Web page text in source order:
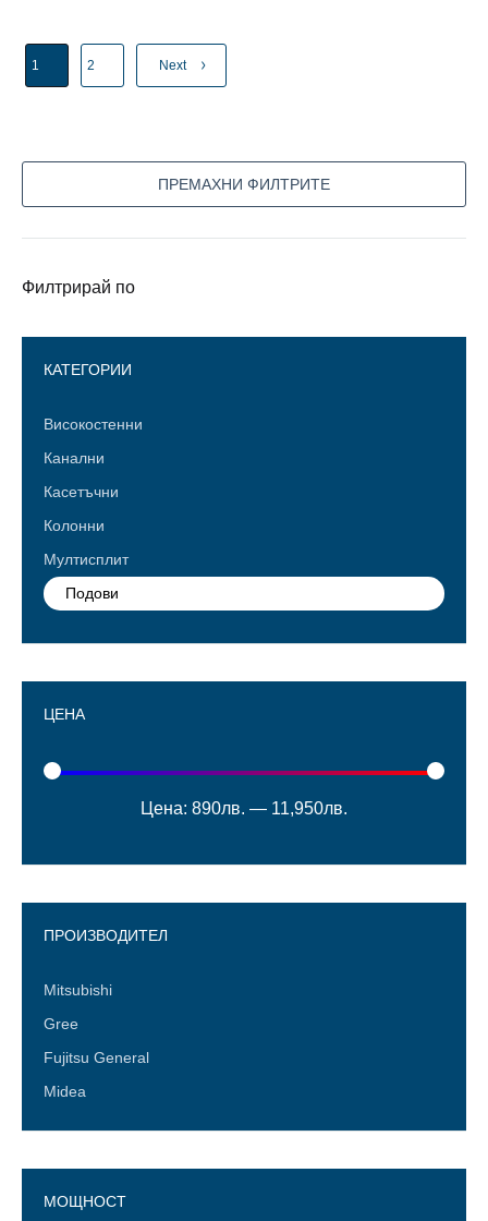
1 2 Next
ПРЕМАХНИ ФИЛТРИТЕ
Филтрирай по
КАТЕГОРИИ
Високостенни
Канални
Касетъчни
Колонни
Мултисплит
Подови
ЦЕНА
Цена: 890лв. — 11,950лв.
ПРОИЗВОДИТЕЛ
Mitsubishi
Gree
Fujitsu General
Midea
МОЩНОСТ